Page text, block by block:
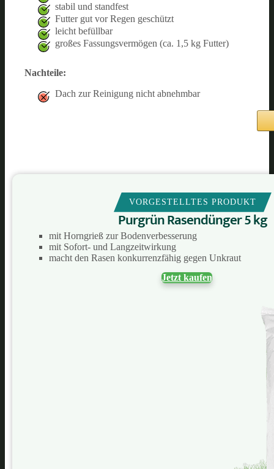
stabil und standfest
Futter gut vor Regen geschützt
leicht befüllbar
großes Fassungsvermögen (ca. 1,5 kg Futter)
Nachteile:
Dach zur Reinigung nicht abnehmbar
VORGESTELLTES PRODUKT
Purgrün Rasendünger 5 kg
mit Horngrieß zur Bodenverbesserung
mit Sofort- und Langzeitwirkung
macht den Rasen konkurrenzfähig gegen Unkraut
Jetzt kaufen